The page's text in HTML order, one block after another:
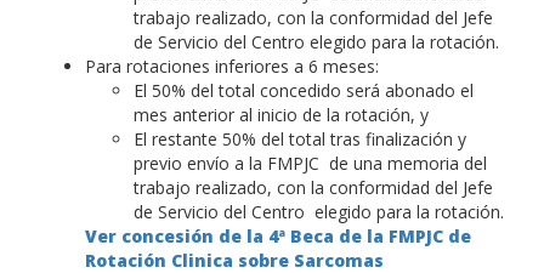
trabajo realizado, con la conformidad del Jefe
de Servicio del Centro elegido para la rotación.
Para rotaciones inferiores a 6 meses:
El 50% del total concedido será abonado el
mes anterior al inicio de la rotación, y
El restante 50% del total tras finalización y
previo envío a la FMPJC de una memoria del
trabajo realizado, con la conformidad del Jefe
de Servicio del Centro elegido para la rotación.
Ver concesión de la 4ª Beca de la FMPJC de
Rotación Clinica sobre Sarcomas